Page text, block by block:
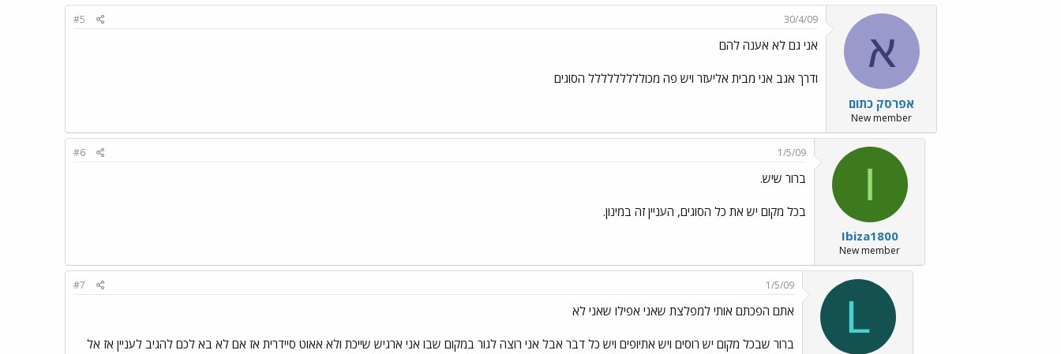
א
אפרסק כתום
New member
30/4/09
#5
אני גם לא אענה להם
ודרך אגב אני מבית אליעזר ויש פה מכוללללללללל הסוגים
I
Ibiza1800
New member
1/5/09
#6
ברור שיש.
בכל מקום יש את כל הסוגים, העניין זה במינון.
L
1/5/09
#7
אתם הפכתם אותי למפלצת שאני אפילו שאני לא
ברור שבכל מקום יש רוסים ויש אתיופים ויש כל דבר אבל אני רוצה לגור במקום שבו אני ארגיש שייכת ולא אאוט סיידרית אז אם לא בא לכם להגיב לעניין אז אל